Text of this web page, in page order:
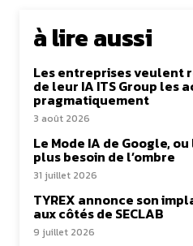
à lire aussi
Les entreprises veulent
de leur IA ITS Group les
pragmatiquement
3 août 2026
Le Mode IA de Google, ou
plus besoin de l’ombre
31 juillet 2026
TYREX annonce son
aux côtés de SECLAB
9 juillet 2026